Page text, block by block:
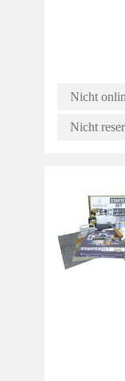
Nicht
Nicht